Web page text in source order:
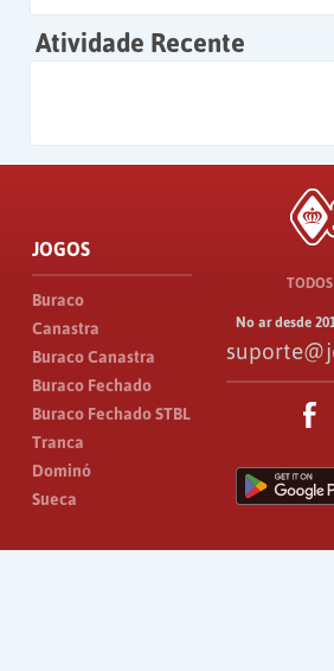
Atividade Recente
JOGOS
Buraco
Canastra
Buraco Canastra
Buraco Fechado
Buraco Fechado STBL
Tranca
Dominó
Sueca
No ar desde